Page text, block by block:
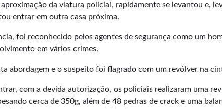
da viatura policial, rapidamente se levantou e,
entrar em outra casa próxima.
foi reconhecido pelos agentes de segurança como um
em vários crimes.
abordagem e o suspeito foi flagrado com um revólver na
com a devida autorização, os policiais realizaram uma
cerca de 350g, além de 48 pedras de crack e uma